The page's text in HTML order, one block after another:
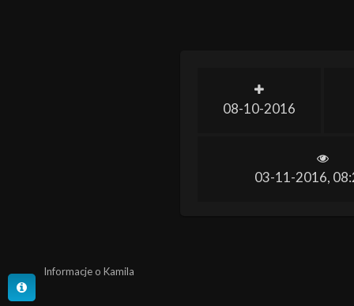
08-10-2016
03-11-2016,
Informacje o Kamila